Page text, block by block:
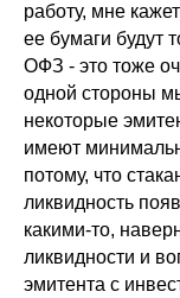
работу, мне
ее бумаги будут
ОФЗ - это тоже
одной стороны
некоторые
имеют
потому, что
ликвидность
какими-то,
ликвидности и
эмитента с